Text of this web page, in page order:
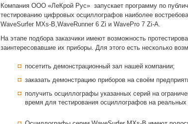
Компания ООО «ЛеКрой Рус» запускает программу по
тестированию цифровых осциллографов наиболее
WaveSurfer MXs-B,WaveRunner 6 Zi и WavePro 7 Zi-A.
На этапе подбора заказчики имеют возможность
заинтересовавшие их приборы. Для этого есть несколько
посетить демонстрационный зал нашей компании;
заказать демонстрацию приборов на своём
получить осциллографы указанных серий на
время для тестирования осциллографов на реальных